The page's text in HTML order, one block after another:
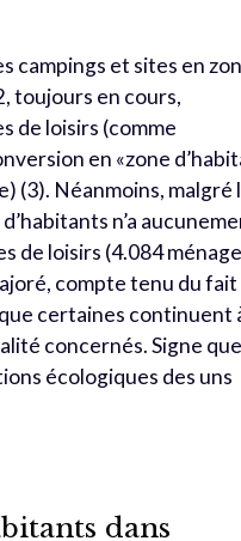
campings et sites en
toujours en cours,
de loisirs (comme
en «zone
(3). Néanmoins, malgré
n’a
de loisirs (4.084
compte tenu du fait
certaines continuent
concernés. Signe
écologiques des uns
dans